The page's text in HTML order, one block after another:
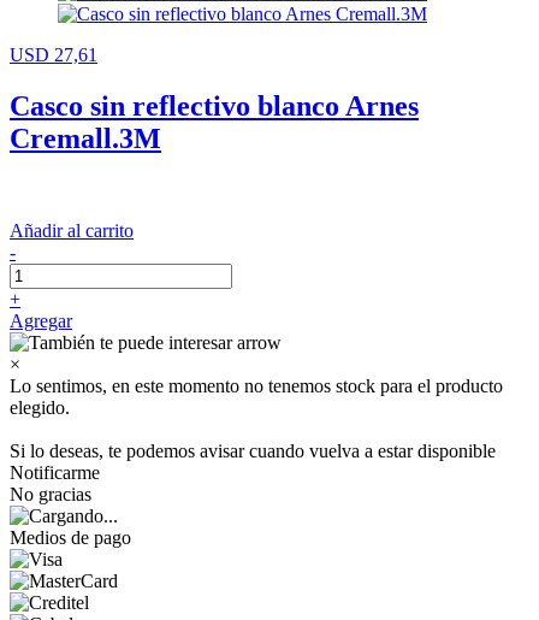
USD 27,61
Casco sin reflectivo blanco Arnes
Cremall.3M
Añadir al carrito
-
+
Agregar
×
Lo sentimos, en este momento no tenemos stock para el producto
elegido.
Si lo deseas, te podemos avisar cuando vuelva a estar disponible
Notificarme
No gracias
Medios de pago